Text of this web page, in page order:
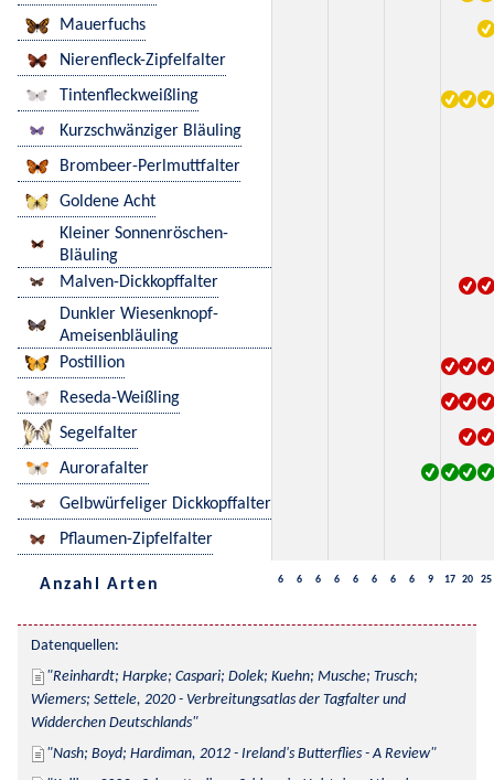
Mauerfuchs
Nierenfleck-Zipfelfalter
Tintenfleckweißling
Kurzschwänziger Bläuling
Brombeer-Perlmuttfalter
Goldene Acht
Kleiner Sonnenröschen-
Bläuling
Malven-Dickkopffalter
Dunkler Wiesenknopf-
Ameisenbläuling
Postillion
Reseda-Weißling
Segelfalter
Aurorafalter
Gelbwürfeliger Dickkopffalter
Pflaumen-Zipfelfalter
Anzahl Arten 6 6 6 6 6 6 6 6 9 17 20 25
Datenquellen:
Reinhardt; Harpke; Caspari; Dolek; Kuehn; Musche; Trusch;
Wiemers; Settele, 2020 - Verbreitungsatlas der Tagfalter und
Widderchen Deutschlands
Nash; Boyd; Hardiman, 2012 - Ireland's Butterflies - A Review